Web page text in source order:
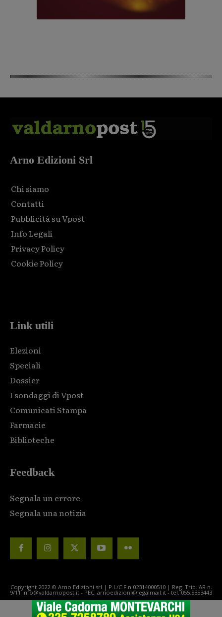
Arno Edizioni Srl
Chi siamo
Contatti
Pubblicità su Vpost
Info Legali
Privacy Policy
Cookie Policy
Link utili
Elezioni
Speciali
Dossier
I sondaggi di Vpost
Comunicati Stampa
Farmacie
Biblioteche
Feedback
Segnala un errore
Segnala una notizia
Copyright 2022 © Arno Edizioni srl | P.I./C.F n.02314000510 | Reg. Trib. AR n.
9/11 info@valdarnopost.it - PEC: arnoedizioni@legalmail.it - tel. 055.5353443